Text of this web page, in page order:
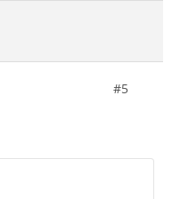
#5